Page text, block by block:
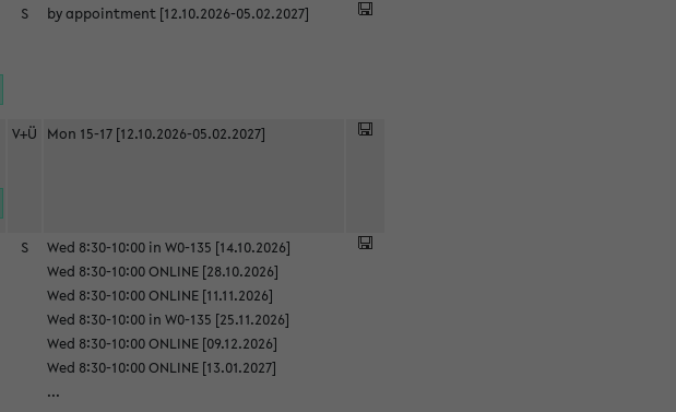
S by appointment [12.10.2026-05.02.2027]
V+Ü Mon 15-17 [12.10.2026-05.02.2027]
S
Wed 8:30-10:00 in W0-135 [14.10.2026]
Wed 8:30-10:00 ONLINE [28.10.2026]
Wed 8:30-10:00 ONLINE [11.11.2026]
Wed 8:30-10:00 in W0-135 [25.11.2026]
Wed 8:30-10:00 ONLINE [09.12.2026]
Wed 8:30-10:00 ONLINE [13.01.2027]
...